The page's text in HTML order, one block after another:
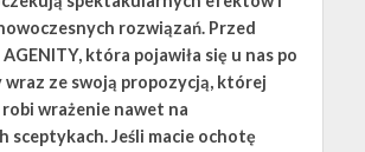
rozwiązań. Przed
która pojawiła się u nas po
wraz ze swoją propozycją, której
wrażenie nawet na
sceptykach. Jeśli macie ochotę